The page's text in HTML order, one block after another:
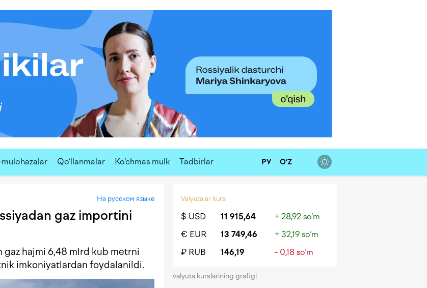
mulohazalar Qo‘llanmalar Ko‘chmas mulk Tadbirlar РУ O‘Z
На русском языке
gaz importini
gaz hajmi 6,48 mlrd kub metrni
imkoniyatlardan foydalanildi.
Valyutalar kursi
$ USD 11 915,64
+ 28,92 so‘m
€ EUR
13 749,46
+ 32,19 so‘m
₽ RUB
146,19 - 0,18 so‘m
valyuta kurslarining grafigi